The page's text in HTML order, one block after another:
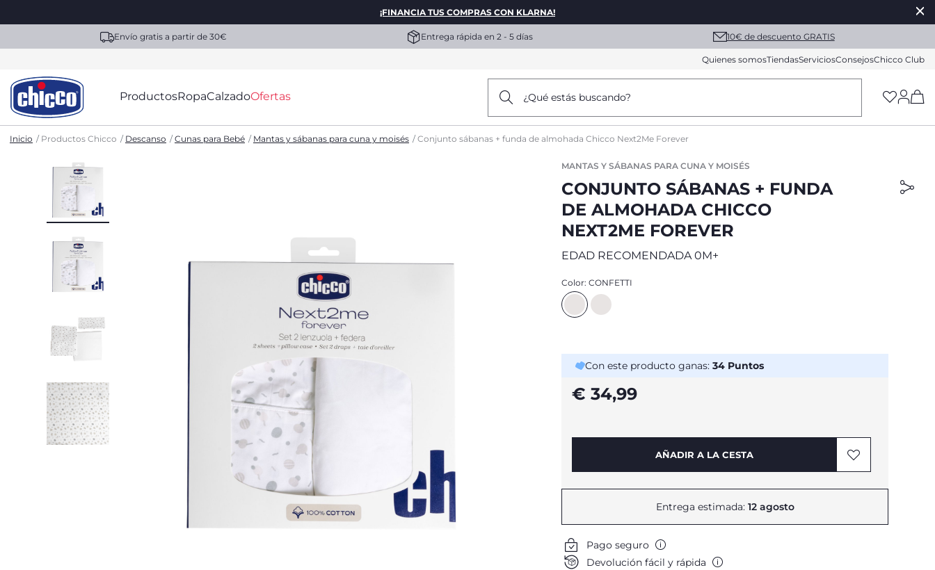
¡FINANCIA TUS COMPRAS CON KLARNA!
Envío gratis a partir de 30€ Entrega rápida en 2 - 5 días 10€ de descuento GRATIS
Quienes somosTiendasServiciosConsejosChicco Club
ProductosRopaCalzadoOfertas ¿Qué estás buscando?
Inicio Productos Chicco Descanso Cunas para Bebé Mantas y sábanas para cuna y moisés Conjunto sábanas + funda de almohada Chicco Next2Me Forever
MANTAS Y SÁBANAS PARA CUNA Y MOISÉS
CONJUNTO SÁBANAS + FUNDA
DE ALMOHADA CHICCO
NEXT2ME FOREVER
EDAD RECOMENDADA 0M+
Color: CONFETTI
Con este producto ganas: 34 Puntos
€ 34,99
AÑADIR A LA CESTA
Entrega estimada: 12 agosto
Pago seguro
Devolución fácil y rápida